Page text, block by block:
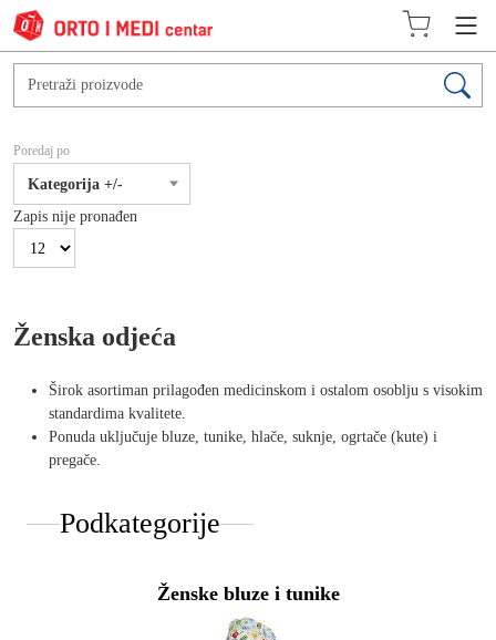
Poredaj po
Kategorija +/-
Zapis nije pronađen
Ženska odjeća
Širok asortiman prilagođen medicinskom i ostalom osoblju s visokim
standardima kvalitete.
Ponuda uključuje bluze, tunike, hlače, suknje, ogrtače (kute) i
pregače.
Podkategorije
Ženske bluze i tunike